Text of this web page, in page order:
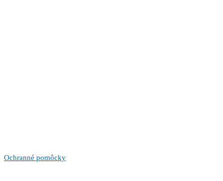
Ochranné pomôcky